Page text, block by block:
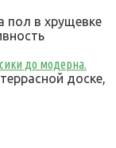
пол в хрущевке
до модерна.
доске,